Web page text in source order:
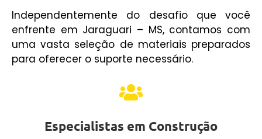
Independentemente do desafio que você
enfrente em Jaraguari – MS, contamos com
uma vasta seleção de materiais preparados
para oferecer o suporte necessário.
Especialistas em Construção